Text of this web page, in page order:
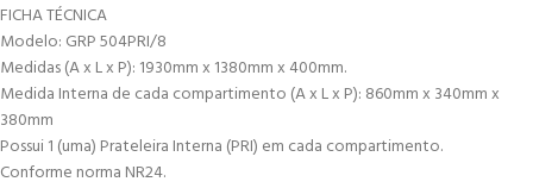
FICHA TÉCNICA
Modelo: GRP 504PRI/8
Medidas (A x L x P): 1930mm x 1380mm x 400mm.
Medida Interna de cada compartimento (A x L x P): 860mm x 340mm x
380mm
Possui 1 (uma) Prateleira Interna (PRI) em cada compartimento.
Conforme norma NR24.